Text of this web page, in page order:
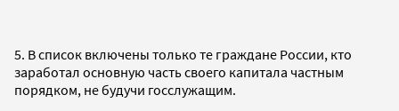
5. В список включены только те граждане России, кто
заработал основную часть своего капитала частным
порядком, не будучи госслужащим.